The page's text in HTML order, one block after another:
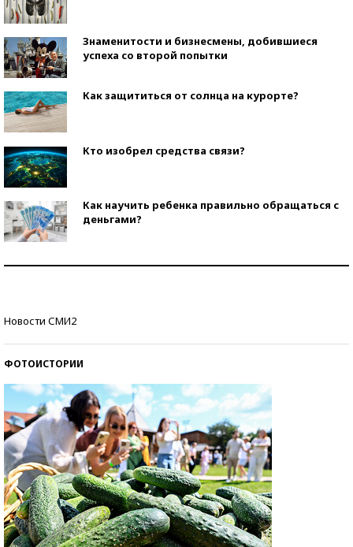
Знаменитости и бизнесмены, добившиеся
успеха со второй попытки
Как защититься от солнца на курорте?
Кто изобрел средства связи?
Как научить ребенка правильно обращаться с
деньгами?
Новости СМИ2
ФОТОИСТОРИИ